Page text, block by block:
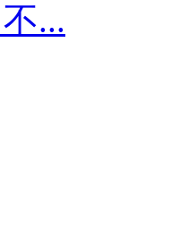
...